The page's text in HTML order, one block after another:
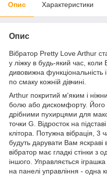
Опис Характеристики
Опис
Вібратор Pretty Love Arthur
у ліжку в будь-який час,
дивовижна функціональність
по смаку кожній дівчині.
Arthur покритий м'яким і
болю або дискомфорту. Його
дрібними пухирцями для
точки G. Відросток на
клітора. Потужна вібрація, 3
будуть дарувати Вам яскраві
вібратор має гладкі стінки з
іншого. Управляється
на панелі управління - одна